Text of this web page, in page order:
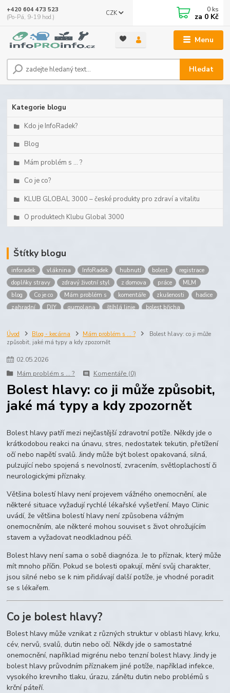
Menu
CZK
Hledat
+420 604 473 523
(Po-Pá, 9-19 hod.)
0 ks
za 0 Kč
Kategorie blogu
Kdo je InfoRadek?
Blog
Mám problém s ... ?
Co je co?
KLUB GLOBAL 3000 – české produkty pro zdraví a vitalitu
O produktech Klubu Global 3000
Štítky blogu
inforadek vláknina InfoRadek hubnutí bolest
registrace
doplňky stravy
zdravý životní styl z domova práce
MLM
blog
Co je co Mám problém s komentáře zkušenosti
hadice
zahradní
DIY gumolana štíhlá linie
bolest břicha
Prokloub
Vláknina spolupráce body peníze
brigáda
nákup
prodej budování sítě
maltodextrin
Úvod Blog - kecárna Mám problém s ... ?
Bolest hlavy: co ji může
způsobit, jaké má typy a kdy zpozornět
02.05.2026
Mám problém s ... ?
Komentáře (0)
Bolest hlavy: co ji může způsobit,
jaké má typy a kdy zpozornět
Bolest hlavy patří mezi nejčastější zdravotní potíže. Někdy jde o
krátkodobou reakci na únavu, stres, nedostatek tekutin, přetížení
očí nebo napětí svalů. Jindy může být bolest opakovaná, silná,
pulzující nebo spojená s nevolností, zvracením, světloplachostí či
neurologickými příznaky.
Většina bolestí hlavy není projevem vážného onemocnění, ale
některé situace vyžadují rychlé lékařské vyšetření. Mayo Clinic
uvádí, že většina bolestí hlavy není způsobena vážným
onemocněním, ale některé mohou souviset s život ohrožujícím
stavem a vyžadovat neodkladnou péči.
Bolest hlavy není sama o sobě diagnóza. Je to příznak, který může
mít mnoho příčin. Pokud se bolesti opakují, mění svůj charakter,
jsou silné nebo se k nim přidávají další potíže, je vhodné poradit
se s lékařem.
Co je bolest hlavy?
Bolest hlavy může vznikat z různých struktur v oblasti hlavy, krku,
cév, nervů, svalů, dutin nebo očí. Někdy jde o samostatné
onemocnění, například migrénu nebo tenzní bolest hlavy. Jindy je
bolest hlavy průvodním příznakem jiné potíže, například infekce,
vysokého krevního tlaku, úrazu, zánětu dutin nebo problémů s
krční páteří.